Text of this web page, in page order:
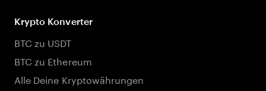
Krypto Konverter
BTC zu USDT
BTC zu Ethereum
Alle Deine Kryptowährungen